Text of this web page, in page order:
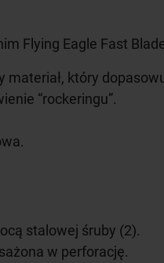
Flying Eagle Fast
który
“rockeringu”.
stalowej śruby (2).
w perforację.